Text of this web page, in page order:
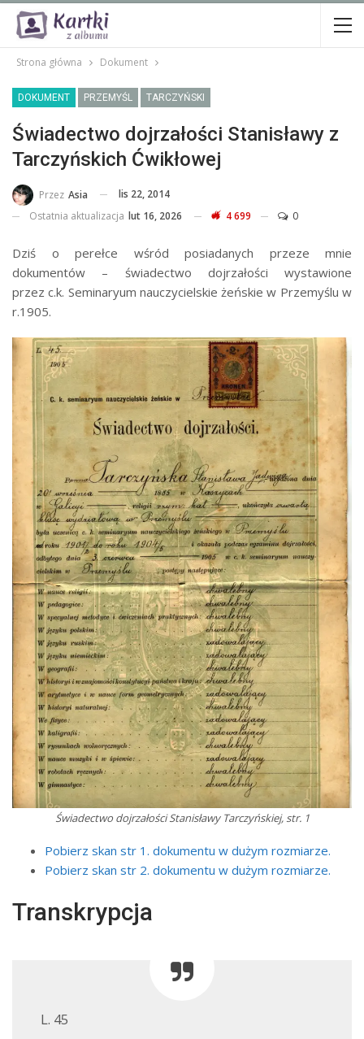
Strona główna Dokument
DOKUMENT PRZEMYŚL TARCZYŃSKI
Świadectwo dojrzałości Stanisławy z
Tarczyńskich Ćwikłowej
Przez Asia
lis 22, 2014
Ostatnia aktualizacja lut 16, 2026 4 699 0
Dziś o perełce wśród posiadanych przeze mnie
dokumentów – świadectwo dojrzałości wystawione
przez c.k. Seminaryum nauczycielskie żeńskie w Przemyślu w
r.1905.
Świadectwo dojrzałości Stanisławy Tarczyńskiej, str. 1
Pobierz skan str 1. dokumentu w dużym rozmiarze.
Pobierz skan str 2. dokumentu w dużym rozmiarze.
Transkrypcja
L. 45